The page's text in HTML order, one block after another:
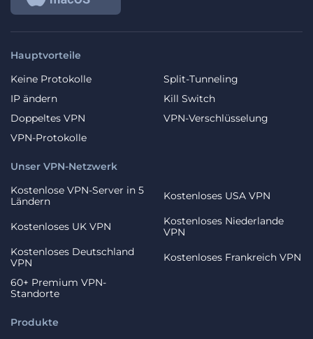
Hauptvorteile
Keine Protokolle
Split-Tunneling
IP ändern
Kill Switch
Doppeltes VPN
VPN-Verschlüsselung
VPN-Protokolle
Produkte
Unser VPN-Netzwerk
Kostenlose VPN-Server in 5
Ländern
Kostenloses USA VPN
Kostenloses UK VPN
Kostenloses Niederlande
VPN
Kostenloses Deutschland
VPN
Kostenloses Frankreich VPN
60+ Premium VPN-
Standorte